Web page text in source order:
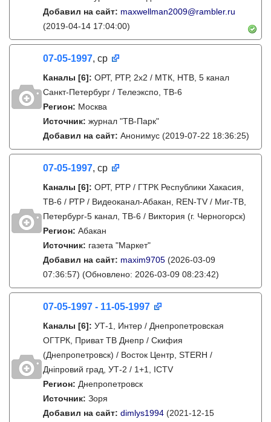
Добавил на сайт: maxwellman2009@rambler.ru
(2019-04-14 17:04:00)
07-05-1997, ср
Каналы [6]: ОРТ, РТР, 2х2 / МТК, НТВ, 5 канал
Санкт-Петербург / Телеэкспо, ТВ-6
Регион: Москва
Источник: журнал "ТВ-Парк"
Добавил на сайт: Анонимус (2019-07-22 18:36:25)
07-05-1997, ср
Каналы [6]: ОРТ, РТР / ГТРК Республики Хакасия,
ТВ-6 / РТР / Видеоканал-Абакан, REN-TV / Миг-ТВ,
Петербург-5 канал, ТВ-6 / Виктория (г. Черногорск)
Регион: Абакан
Источник: газета "Маркет"
Добавил на сайт: maxim9705 (2026-03-09
07:36:57) (Обновлено: 2026-03-09 08:23:42)
07-05-1997 - 11-05-1997
Каналы [6]: УТ-1, Интер / Днепропетровская
ОГТРК, Приват ТВ Днепр / Скифия
(Днепропетровск) / Восток Центр, STERH /
Дніпровий град, УТ-2 / 1+1, ICTV
Регион: Днепропетровск
Источник: Зоря
Добавил на сайт: dimlys1994 (2021-12-15